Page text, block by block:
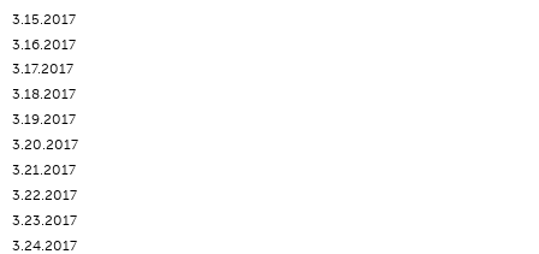
3.15.2017
3.16.2017
3.17.2017
3.18.2017
3.19.2017
3.20.2017
3.21.2017
3.22.2017
3.23.2017
3.24.2017